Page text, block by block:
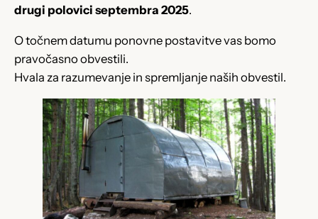
drugi polovici septembra 2025.
O točnem datumu ponovne postavitve vas bomo
pravočasno obvestili.
Hvala za razumevanje in spremljanje naših obvestil.